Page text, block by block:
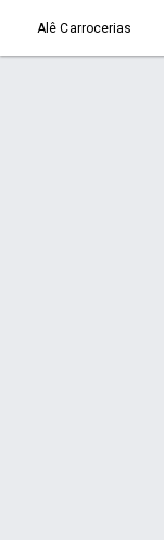
Alê Carrocerias